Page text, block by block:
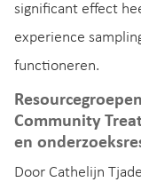
significant effect
experience
functioneren.
Community
en
Door Cathelijn